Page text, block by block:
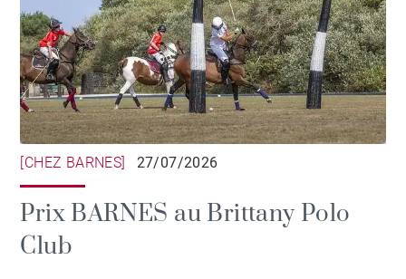
[CHEZ BARNES] 27/07/2026
Prix BARNES au Brittany Polo
Club